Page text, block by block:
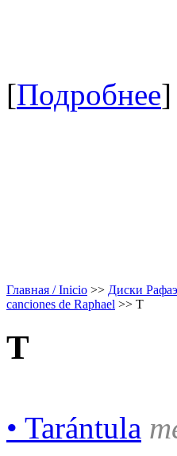
[Подробнее]
Главная / Inicio >> Диски
canciones de Raphael >> T
T
• Tarántula